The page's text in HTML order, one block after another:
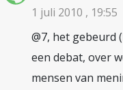
1 juli 2010 , 19:55
@7, het gebeurd
een debat, over
mensen van